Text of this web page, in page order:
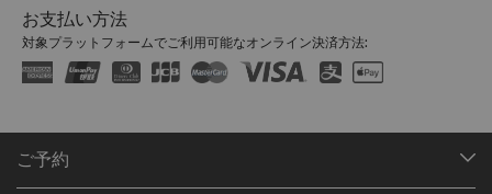
お支払い方法
対象プラットフォームでご利用可能なオンライン決済方法:
ご予約